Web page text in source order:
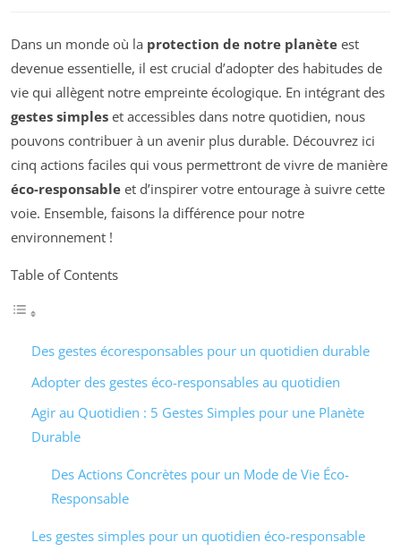
Dans un monde où la protection de notre planète est
devenue essentielle, il est crucial d’adopter des habitudes de
vie qui allègent notre empreinte écologique. En intégrant des
gestes simples et accessibles dans notre quotidien, nous
pouvons contribuer à un avenir plus durable. Découvrez ici
cinq actions faciles qui vous permettront de vivre de manière
éco-responsable et d’inspirer votre entourage à suivre cette
voie. Ensemble, faisons la différence pour notre
environnement !
Table of Contents
Des gestes écoresponsables pour un quotidien durable
Adopter des gestes éco-responsables au quotidien
Agir au Quotidien : 5 Gestes Simples pour une Planète
Durable
Des Actions Concrètes pour un Mode de Vie Éco-
Responsable
Les gestes simples pour un quotidien éco-responsable